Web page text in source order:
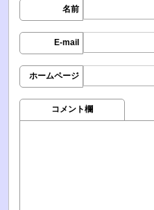
名前
E-mail
ホームページ
コメント欄